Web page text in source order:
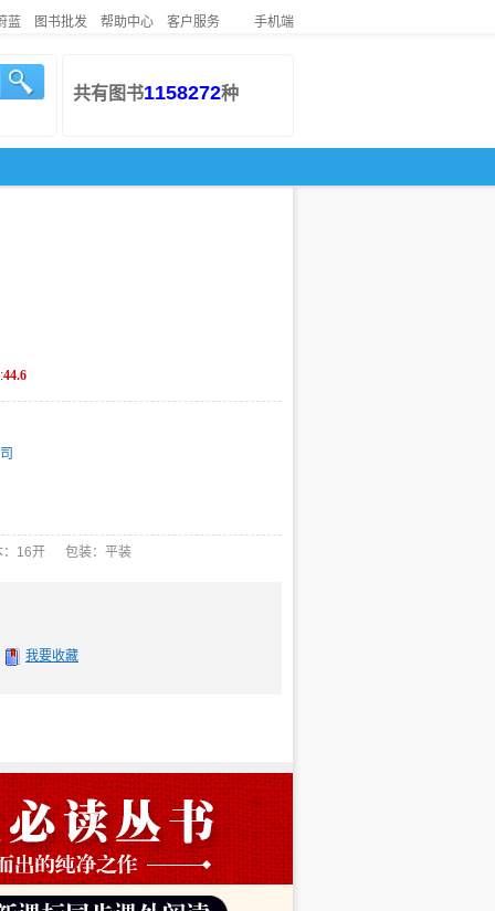
蓝 图书批发 帮助中心 客户服务 手机端
共有图书1158272种
44.6
16开 包装：平装
我要收藏